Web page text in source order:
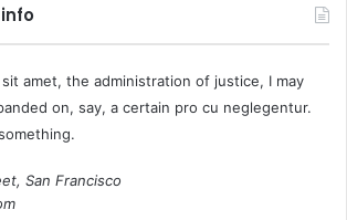
amet, the administration of justice, I may
on, say, a certain pro cu neglegentur.
San Francisco